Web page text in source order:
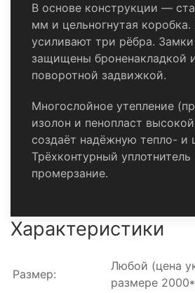
В основе конструкции —
мм и цельногнутая
усиливают три рёбра.
защищены броненакладкой
поворотной задвижкой.
Многослойное утепление
изолон и пенопласт
создаёт надёжную тепло-
Трёхконтурный
промерзание.
Характеристики
Размер:
Любой (цена
размере